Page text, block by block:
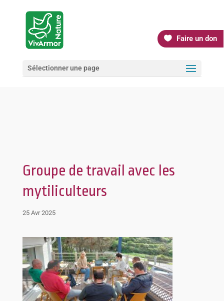
Faire un don
Sélectionner une page
Groupe de travail avec les
mytiliculteurs
25 Avr 2025